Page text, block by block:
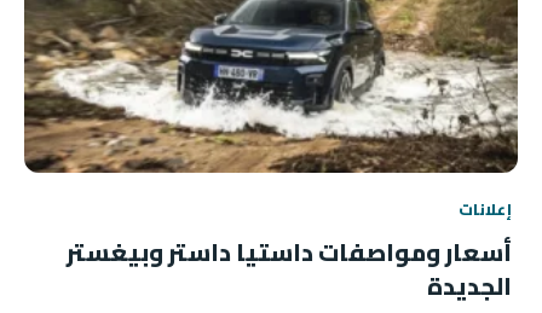
إعلانات
أسعار ومواصفات داستيا داستر وبيغستر
الجديدة